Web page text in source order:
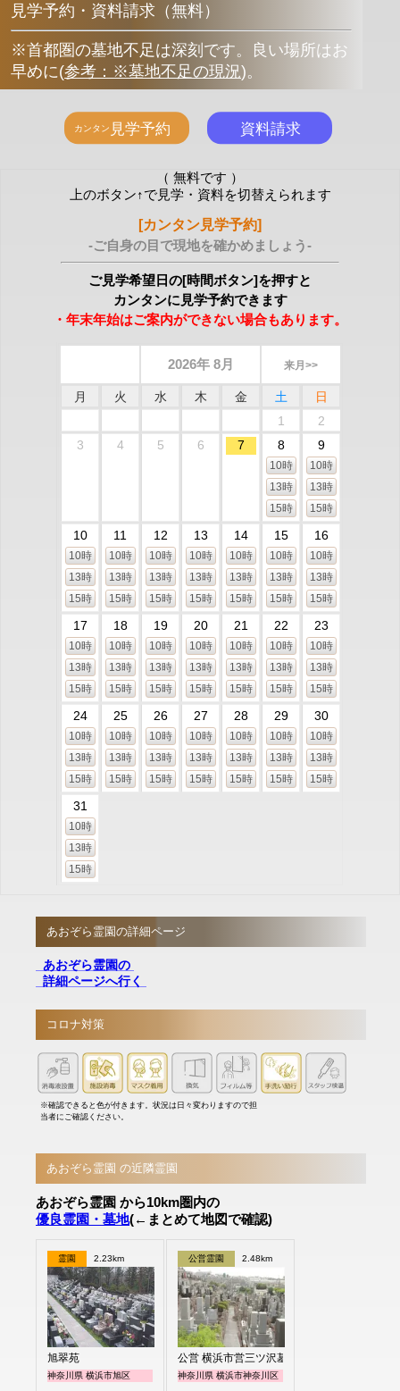
見学予約・資料請求（無料）
※首都圏の墓地不足は深刻です。良い場所はお
早めに(参考：※墓地不足の現況)。
（ 無料です ）
上のボタン↑で見学・資料を切替えられます
[カンタン見学予約]
-ご自身の目で現地を確かめましょう-
ご見学希望日の[時間ボタン]を押すと
カンタンに見学予約できます
・年末年始はご案内ができない場合もあります。
2026年 8月 来月>>
月 火 水 木 金 土
日
1
2
3
4 5 6 7 8
10時
13時
15時
9
10時
13時
15時
10
10時
13時
15時
11
10時
13時
15時
12
10時
13時
15時
13
10時
13時
15時
14
10時
13時
15時
15
10時
13時
15時
16
10時
13時
15時
17
10時
13時
15時
18
10時
13時
15時
19
10時
13時
15時
20
10時
13時
15時
21
10時
13時
15時
22
10時
13時
15時
23
10時
13時
15時
24
10時
13時
15時
25
10時
13時
15時
26
10時
13時
15時
27
10時
13時
15時
28
10時
13時
15時
29
10時
13時
15時
30
10時
13時
15時
31
10時
13時
15時
あおぞら霊園の詳細ページ
あおぞら霊園の
詳細ページへ行く
コロナ対策
※確認できると色が付きます。状況は日々変わりますので担
当者にご確認ください。
あおぞら霊園 の近隣霊園
あおぞら霊園 から10km圏内の
優良霊園・墓地(←まとめて地図で確認)
霊園 2.23km
旭翠苑
神奈川県 横浜市旭区
公営霊園 2.48km
公営 横浜市営三ツ沢墓地
神奈川県 横浜市神奈川区